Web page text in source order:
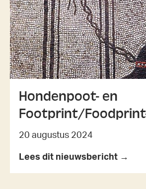
Hondenpoot- en
Footprint/
20 augustus 2024
Lees dit nieuwsbericht →